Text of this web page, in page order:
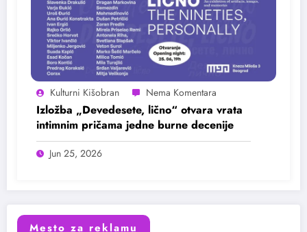
Kulturni Kišobran
Izložba „Devedesete, lično“ otvara vrata
intimnim pričama jedne burne decenije
Jun 25, 2026
Mesto za reklamu